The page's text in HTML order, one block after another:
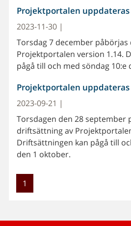
Projektportalen
2023-11-30 |
Torsdag 7 december
Projektportalen version 1.14.
pågå till och med söndag 10:e
Projektportalen
2023-09-21 |
Torsdagen den 28 september
driftsättning av
Driftsättningen kan pågå till
den 1 oktober.
1